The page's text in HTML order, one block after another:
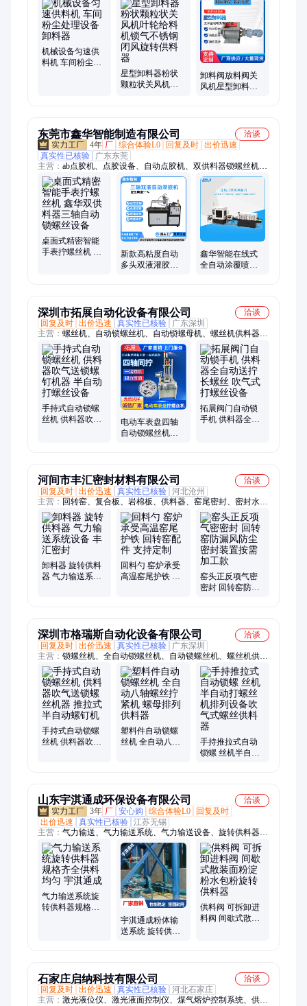
机械设备匀速供
料机 车间粉尘处
星型卸料器粉状
颗粒状关风机叶
卸料阀放料阀关
风机星型卸料器
东莞市鑫华智能制造有限公司
洽谈
4年 厂 综合体验L0 回复及时 出价迅速
真实性已核验
广东东莞
主营： ab点胶机、点胶设备、自动点胶机、双供料器锁螺丝机、
自动灌胶机
桌面式精密智能
手表拧螺丝机 鑫
新款高粘度自动
多头双液灌胶设
鑫华智能在线式
全自动涂覆喷胶
深圳市拓展自动化设备有限公司
洽谈
回复及时 出价迅速 真实性已核验
广东深圳
主营： 螺丝机、自动锁螺丝机、自动锁螺母机、螺丝机供料器、
自动组装螺母机、自动螺丝拧紧机、自动点胶拧螺丝机、振动盘
自动上料机、自动打螺丝机、全自动螺丝机、自动螺丝机、全自
动锁螺丝机、自动化螺丝机、电动自动打螺丝机、伺服锁螺丝
机、自动打钉机、流水线自动锁螺丝机、坐标自动锁螺丝机、手
持式螺丝机、龙门式自动锁螺丝机、全自动打螺丝机、多轴转盘
式锁螺丝机、水平式锁螺丝机、斜面锁螺丝机
手持式自动锁螺
丝机 供料器吹气
电动车表盘四轴
自动锁螺丝机多
拓展阀门自动锁
手机 供料器全自
河间市丰汇密封材料有限公司
洽谈
回复及时 出价迅速 真实性已核验 河北沧州
主营： 回转窑、复合板、岩棉板、供料器、窑尾密封、密封水
泥、定制咨询、密封种类、密封窑头、岩棉保温、定制水泥、反
向气密、制作水泥、密封装置、窑头正反项、硅酸铝保温、耐高
温保温板、硅酸铝纤维板、不锈钢鱼鳞片、聚氨酯保温板
卸料器 旋转供料
器 气力输送系统
回料勺 窑炉承受
高温窑尾护铁 回
窑头正反项气密
密封 回转窑防漏
深圳市格瑞斯自动化设备有限公司
洽谈
回复及时 出价迅速 真实性已核验
广东深圳
主营： 锁螺丝机、全自动锁螺丝机、自动锁螺丝机、螺丝机供料
器、自动锁螺母机、自动拧螺栓机、自动组装螺丝机、自动打螺
钉机、在线自动打螺丝机、流水线自动锁螺丝机、坐标锁螺丝
机、手持式螺丝机、龙门式自动锁螺丝机、自动钻孔打螺丝机、
多面锁螺丝机、斜面锁螺丝机、水平锁螺丝机、自动螺丝机、全
自动螺丝机、自动打螺丝机、自动拧螺丝机、螺丝机、螺母机、
伺服拧紧机、电动打螺丝机、多轴立式自动锁螺丝机
手持式自动锁螺
丝机 供料器吹气
塑料件自动锁螺
丝机 全自动八轴
手持推拉式自动
锁螺 丝机半自动
山东宇淇通成环保设备有限公司
洽谈
3年 厂 安心购 综合体验L0
回复及时
出价迅速
真实性已核验 江苏无锡
主营： 气力输送、气力输送系统、气力输送设备、旋转供料器、
气力输送器、负压输送、物料输送、供料阀、AV泵、仓泵、罗
茨风机、罗次鼓风机、空气悬浮鼓风机、磁悬浮鼓风机、空浮风
机、三叶罗茨鼓风机、曝气风机、气力输送风机、粉煤灰输送设
备、粉体输送系统、粉料输送泵、空气悬浮增氧机、污水处理风
机、水产养殖增氧机、脱硫脱硝设备
气力输送系统旋
转供料器规格齐
宇淇通成粉体输
送系统 旋转供料
供料阀 可拆卸进
料阀 间歇式散装
石家庄启纳科技有限公司
洽谈
回复及时 出价迅速 真实性已核验 河北石家庄
主营： 激光液位仪、激光液面控制仪、煤气熔炉控制系统、供料